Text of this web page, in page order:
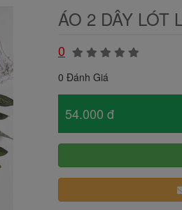
ÁO 2 DÂY LÓT
0
0 Đánh Giá
54.000 đ